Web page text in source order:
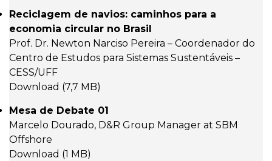
Reciclagem de navios: caminhos para a
economia circular no Brasil
Prof. Dr. Newton Narciso Pereira – Coordenador do
Centro de Estudos para Sistemas Sustentáveis –
CESS/UFF
Download (7,7 MB)
Mesa de Debate 01
Marcelo Dourado, D&R Group Manager at SBM
Offshore
Download (1 MB)